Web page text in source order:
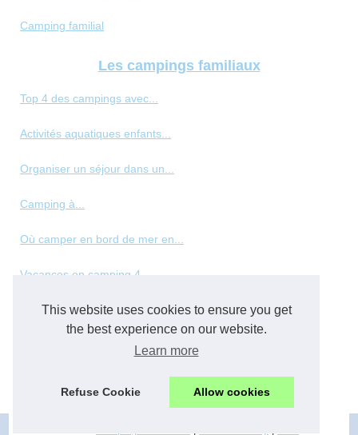
This website uses cookies to ensure you get
the best experience on our website.
Learn more
Refuse Cookie Allow cookies
Camping familial
Les campings familiaux
Top 4 des campings avec...
Activités aquatiques enfants...
Organiser un séjour dans un...
Camping à...
Où camper en bord de mer en...
Vacances en camping 4...
Les meilleurs types de...
Panorama des hébergements de...
Top des vacances en normandie...